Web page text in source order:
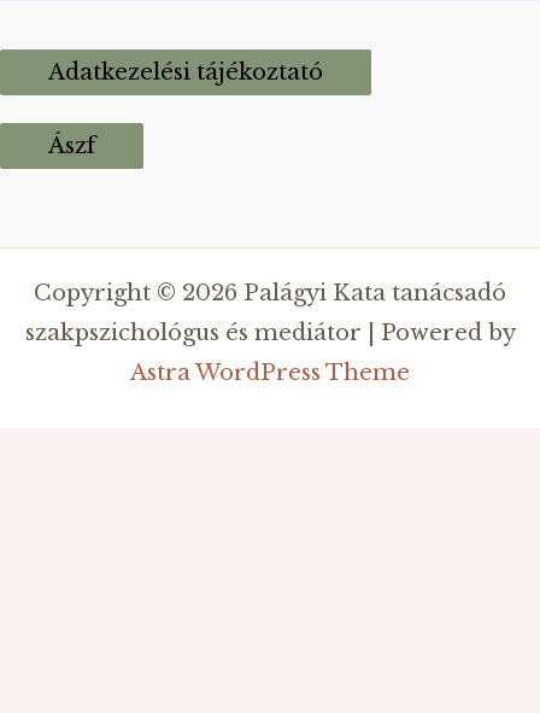
Adatkezelési tájékoztató
Ászf
Copyright © 2026 Palágyi Kata tanácsadó
szakpszichológus és mediátor | Powered by
Astra WordPress Theme